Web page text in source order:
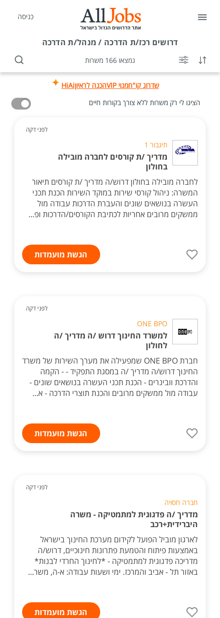
כניסה
דרושים רכז/ת הדרכה / מנהל/ת הדרכה
נמצאו 166 משרות
שדרוג קו"חמנוי VIP הכנה לראיוןHiAi
הציגו לי רק משרות ללא צורך בקורות חיים
לפני דקה
תיגבור 1
מדריך /ת קורסים לחברה מובילה
בחולון
לחברה מובילה בחולון דרוש/ה מדריך /ת קורסים תיאור
המשרה: ניהול קורסי שירות במוקד השירות הכנת תכני
העשרה בנושאים שונים והעברת הדרכות עבודה מול
ממשקים מרובים אחריות לכתיבת הקורסים/הדרכות ופ...
הגשת מועמדות
לפני דקה
ONE BPO
למשרד החינוך דרוש /ה מדריך /ה
לחולון
חברת ONE BPO שמפעילה את מערך השירות של משרד
החינוך דרוש/ה מדריך /ה במסגת התפקיד - - הקמה
והדרכת וובינרים - הכנת תכני העשרה בנושאים שונים -
עבודה מול ממשקים מרובים והכנת תוצרי הדרכה - א...
הגשת מועמדות
לפני דקה
חברה חסויה
מדריך /ה פדגוגית למתמטיקה - משרה
היברידית+רכב
לארגון מוביל הפועל לקידום מערכת החינוך בישראל
באמצעות פיתוח והטמעת פתרונות חינוכיים, דרוש/ה
מדריכה פדגוגית למתמטיקה - *לחינוך החרדי לבנות*
באזור תל - אביב והמרכז. ימי ושעות עבודה: א-ה, משר...
הגשת מועמדות